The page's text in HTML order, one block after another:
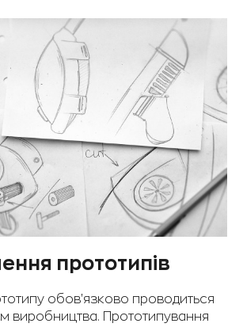
прототипів
обов'язково проводиться
виробництва. Прототипування